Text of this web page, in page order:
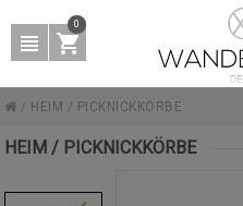
0
/ HEIM / PICKNICKKÖRBE
HEIM / PICKNICKKÖRBE